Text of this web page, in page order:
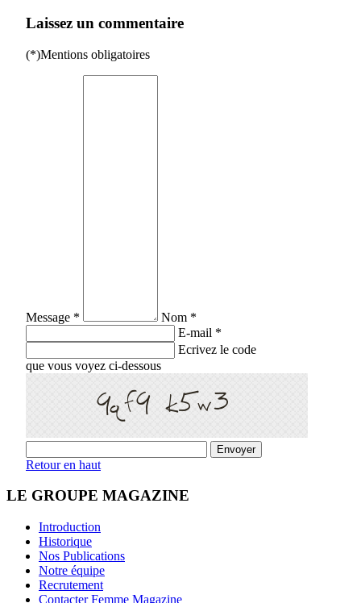
Laissez un commentaire
(*)Mentions obligatoires
Message *
Nom *
E-mail *
Ecrivez le code
que vous voyez ci-dessous
Retour en haut
LE GROUPE MAGAZINE
Introduction
Historique
Nos Publications
Notre équipe
Recrutement
Contacter Femme Magazine